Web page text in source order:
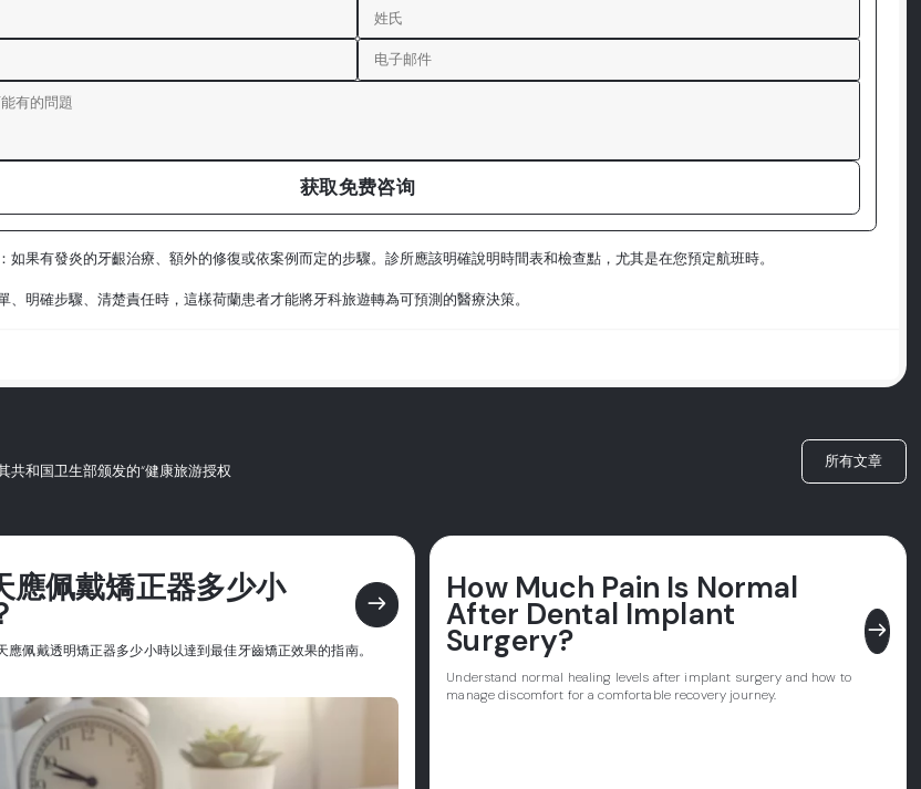
获取免费咨询
如果有發炎的牙齦治療、額外的修復或依案例而定的步驟。診所應該明確說明時間表和檢查點，尤其是在您預定航班時。
、明確步驟、清楚責任時，這樣荷蘭患者才能將牙科旅遊轉為可預測的醫療決策。
共和国卫生部颁发的“健康旅游授权
所有文章
應佩戴矯正器多少小 east
應佩戴透明矯正器多少小時以達到最佳牙齒矯正效果的指南。
How Much Pain Is Normal
After Dental Implant
Surgery? east
Understand normal healing levels after implant surgery and how to
manage discomfort for a comfortable recovery journey.